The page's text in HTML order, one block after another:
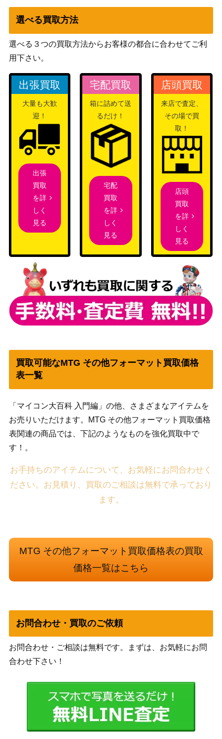
選べる買取方法
選べる３つの買取方法からお客様の都合に合わせてご利
用下さい。
出張買取
大量も大歓
迎！
出張
買取
を詳
しく
見る
宅配買取
箱に詰めて送
るだけ！
宅配
買取
を詳
しく
見る
店頭買取
来店で査定、
その場で買
取！
店頭
買取
を詳
しく
見る
買取可能なMTG その他フォーマット買取価格
表一覧
「マイコン大百科 入門編」の他、さまざまなアイテムを
お売りいただけます。MTG その他フォーマット買取価格
表関連の商品では、下記のようなものを強化買取中で
す！。
お手持ちのアイテムについて、お気軽にお問合わせく
ださい。お見積り、買取のご相談は無料で承っており
ます。
MTG その他フォーマット買取価格表の買取
価格一覧はこちら
お問合わせ・買取のご依頼
お問合わせ・ご相談は無料です。まずは、お気軽にお問
合わせ下さい！